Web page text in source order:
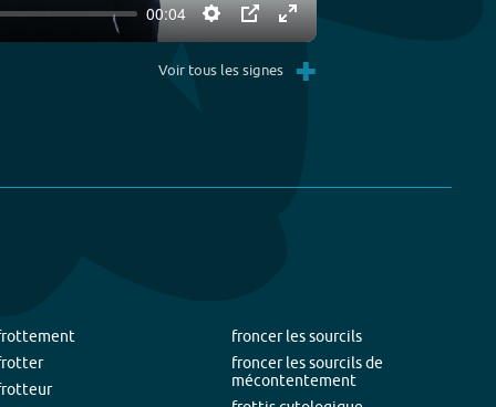
00:04
Settings
PIP Enter
fullscreen
Voir tous les signes +
froncer les sourcils
froncer les sourcils de
mécontentement